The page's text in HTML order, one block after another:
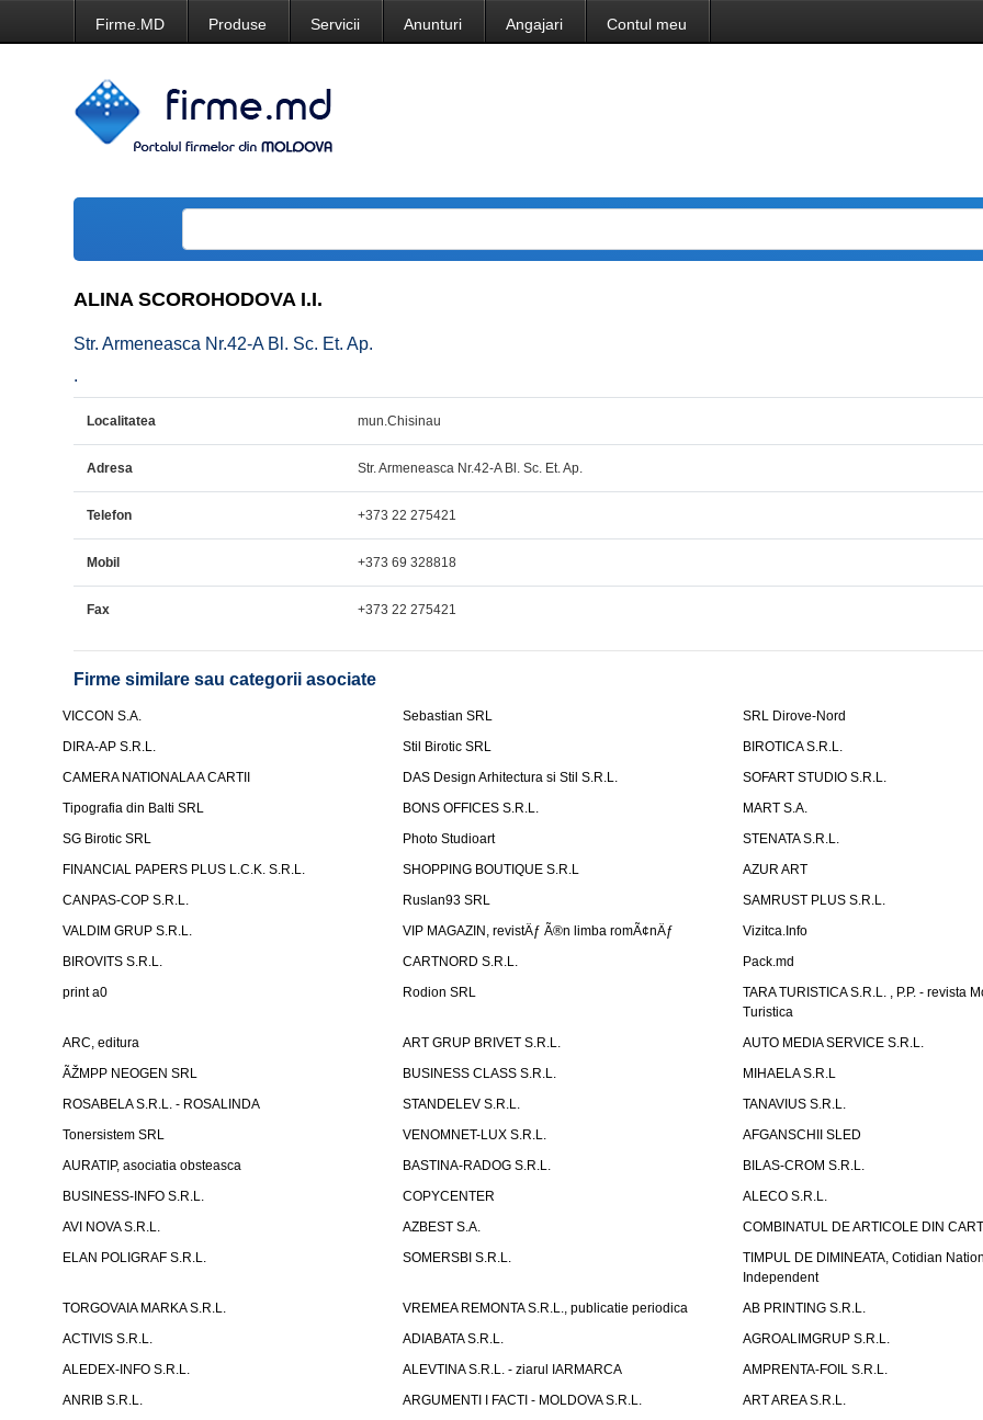
Firme.MD Produse Servicii Anunturi Angajari Contul meu
ALINA SCOROHODOVA I.I.
Str. Armeneasca Nr.42-A Bl. Sc. Et. Ap.
.
Localitatea mun.Chisinau
Adresa Str. Armeneasca Nr.42-A Bl. Sc. Et. Ap.
Telefon +373 22 275421
Mobil +373 69 328818
Fax +373 22 275421
Firme similare sau categorii asociate
VICCON S.A. Sebastian SRL
SRL Dirove-Nord
DIRA-AP S.R.L.
Stil Birotic SRL
BIROTICA S.R.L.
CAMERA NATIONALA A CARTII
DAS Design Arhitectura si Stil S.R.L.
SOFART STUDIO S.R.L.
Tipografia din Balti SRL
BONS OFFICES S.R.L.
MART S.A.
SG Birotic SRL
Photo Studioart
STENATA S.R.L.
FINANCIAL PAPERS PLUS L.C.K. S.R.L.
SHOPPING BOUTIQUE S.R.L
AZUR ART
CANPAS-COP S.R.L.
Ruslan93 SRL
SAMRUST PLUS S.R.L.
VALDIM GRUP S.R.L.
VIP MAGAZIN, revistÄƒ Ã®n limba romÃ¢nÄƒ
Vizitca.Info
BIROVITS S.R.L.
CARTNORD S.R.L.
Pack.md
print a0
Rodion SRL
TARA TURISTICA S.R.L. , P.P. - revista
Turistica
ARC, editura
ART GRUP BRIVET S.R.L.
AUTO MEDIA SERVICE S.R.L.
ÃŽMPP NEOGEN SRL
BUSINESS CLASS S.R.L.
MIHAELA S.R.L
ROSABELA S.R.L. - ROSALINDA
STANDELEV S.R.L.
TANAVIUS S.R.L.
Tonersistem SRL
VENOMNET-LUX S.R.L.
AFGANSCHII SLED
AURATIP, asociatia obsteasca
BASTINA-RADOG S.R.L.
BILAS-CROM S.R.L.
BUSINESS-INFO S.R.L.
COPYCENTER
ALECO S.R.L.
AVI NOVA S.R.L.
AZBEST S.A.
COMBINATUL DE ARTICOLE DIN
ELAN POLIGRAF S.R.L.
SOMERSBI S.R.L.
TIMPUL DE DIMINEATA, Cotidian
Independent
TORGOVAIA MARKA S.R.L.
VREMEA REMONTA S.R.L., publicatie periodica
AB PRINTING S.R.L.
ACTIVIS S.R.L.
ADIABATA S.R.L.
AGROALIMGRUP S.R.L.
ALEDEX-INFO S.R.L.
ALEVTINA S.R.L. - ziarul IARMARCA
AMPRENTA-FOIL S.R.L.
ANRIB S.R.L.
ARGUMENTI I FACTI - MOLDOVA S.R.L.
ART AREA S.R.L.